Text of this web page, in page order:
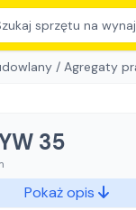
sprzętu na
/ Agregaty
35
Pokaż opis